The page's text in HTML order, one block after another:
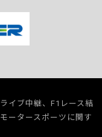
イブ中継、F1レース結
ータースポーツに関す